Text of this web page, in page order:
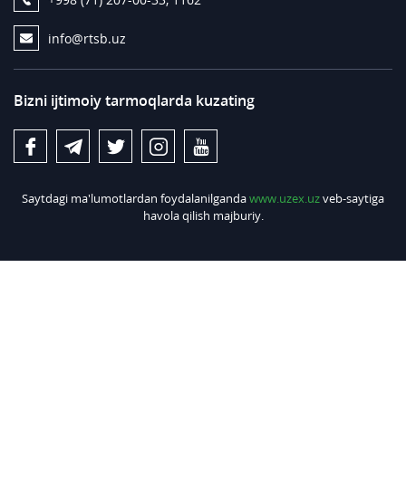
info@rtsb.uz
Bizni ijtimoiy tarmoqlarda kuzating
Saytdagi ma'lumotlardan foydalanilgandawww.uzex.uzveb-saytiga
havola qilish majburiy.